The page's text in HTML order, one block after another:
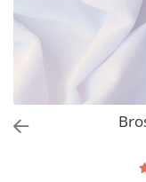
Friends
Monstera
Neon Collection